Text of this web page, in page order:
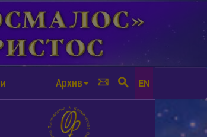
Архив EN